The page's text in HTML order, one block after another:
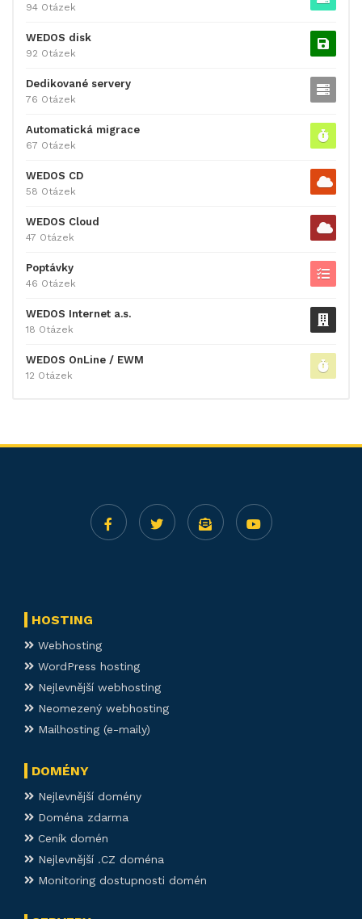
94 Otázek
WEDOS disk
92 Otázek
Dedikované servery
76 Otázek
Automatická migrace
67 Otázek
WEDOS CD
58 Otázek
WEDOS Cloud
47 Otázek
Poptávky
46 Otázek
WEDOS Internet a.s.
18 Otázek
WEDOS OnLine / EWM
12 Otázek
HOSTING
Webhosting
WordPress hosting
Nejlevnější webhosting
Neomezený webhosting
Mailhosting (e-maily)
DOMÉNY
Nejlevnější domény
Doména zdarma
Ceník domén
Nejlevnější .CZ doména
Monitoring dostupnosti domén